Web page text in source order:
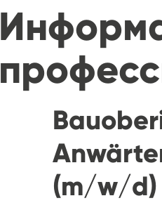
(m/w/d)